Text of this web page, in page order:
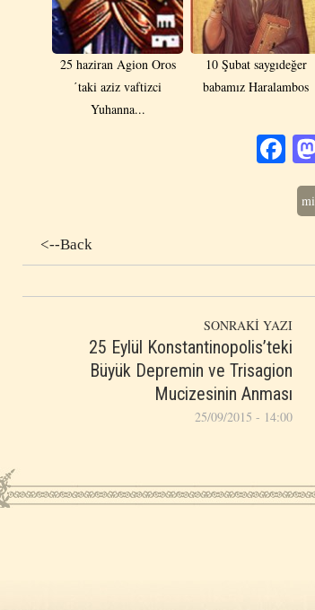
25 haziran Agion Oros
΄taki aziz vaftizci
Yuhanna...
10 Şubat saygıdeğer
babamız Haralambos
<--Back
SONRAKİ YAZI
25 Eylül Konstantinopolis’teki
Büyük Depremin ve Trisagion
Mucizesinin Anması
25/09/2015 - 14:00